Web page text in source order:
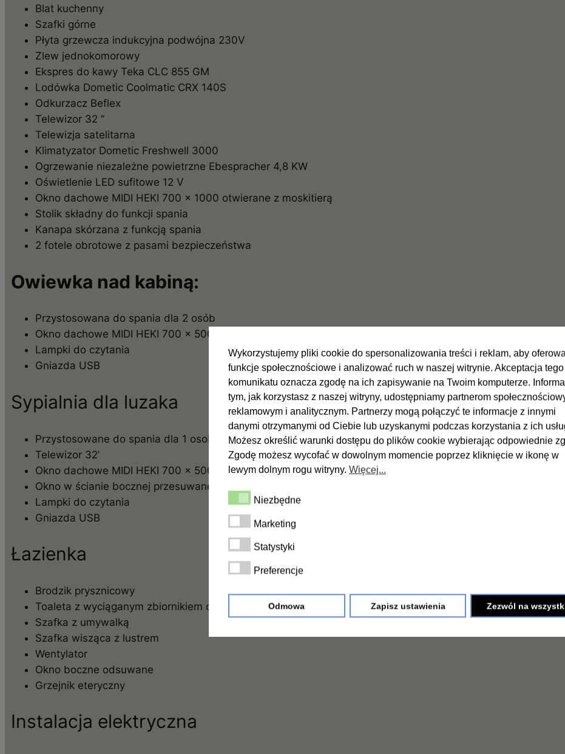
Wykorzystujemy pliki cookie do spersonalizowania treści i reklam, aby
funkcje społecznościowe i analizować ruch w naszej witrynie. Akceptacja tego
komunikatu oznacza zgodę na ich zapisywanie na Twoim komputerze.
tym, jak korzystasz z naszej witryny, udostępniamy partnerom
reklamowym i analitycznym. Partnerzy mogą połączyć te informacje z innymi
danymi otrzymanymi od Ciebie lub uzyskanymi podczas korzystania z ich
Możesz określić warunki dostępu do plików cookie wybierając odpowiednie
Zgodę możesz wycofać w dowolnym momencie poprzez kliknięcie w ikonę w
lewym dolnym rogu witryny. Więcej...
NiezbędneNiezbędne
MarketingMarketing
StatystykiStatystyki
Preferencje
Preferencje
Odmowa Zapisz ustawienia Zezwól na
Blat kuchenny
Szafki górne
Płyta grzewcza indukcyjna podwójna 230V
Zlew jednokomorowy
Ekspres do kawy Teka CLC 855 GM
Lodówka Dometic Coolmatic CRX 140S
Odkurzacz Beflex
Telewizor 32 ‘’
Telewizja satelitarna
Klimatyzator Dometic Freshwell 3000
Ogrzewanie niezależne powietrzne Ebespracher 4,8 KW
Oświetlenie LED sufitowe 12 V
Okno dachowe MIDI HEKI 700 x 1000 otwierane z moskitierą
Stolik składny do funkcji spania
Kanapa skórzana z funkcją spania
2 fotele obrotowe z pasami bezpieczeństwa
Owiewka nad kabiną:
Przystosowana do spania dla 2 osób
Okno dachowe MIDI HEKI 700 x 500 otwierane z moskitierą
Lampki do czytania
Gniazda USB
Sypialnia dla luzaka
Przystosowane do spania dla 1 osoby
Telewizor 32’
Okno dachowe MIDI HEKI 700 x 500 otwierane z moskitierą
Okno w ścianie bocznej przesuwane 480 x 900 mm
Lampki do czytania
Gniazda USB
Łazienka
Brodzik prysznicowy
Toaleta z wyciąganym zbiornikiem od strony zewnętrznej
Szafka z umywalką
Szafka wisząca z lustrem
Wentylator
Okno boczne odsuwane
Grzejnik eteryczny
Instalacja elektryczna